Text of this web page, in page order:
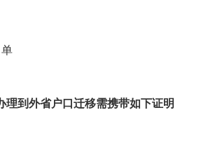
单
理到外省户口迁移需携带如下证明